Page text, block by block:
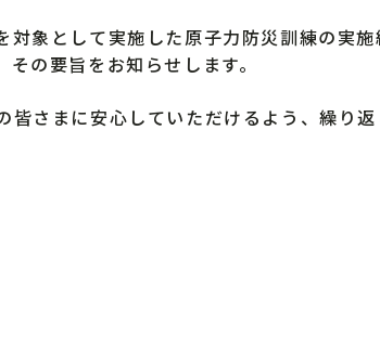
象として実施した原子力防災訓練の実施
の要旨をお知らせします。
さまに安心していただけるよう、繰り